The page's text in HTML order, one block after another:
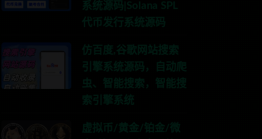
系统源码|Solana SPL
代币发行系统源码
仿百度,谷歌网站搜索
引擎系统源码，自动爬
虫、智能搜索，智能搜
索引擎系统
虚拟币/黄金/铂金/微